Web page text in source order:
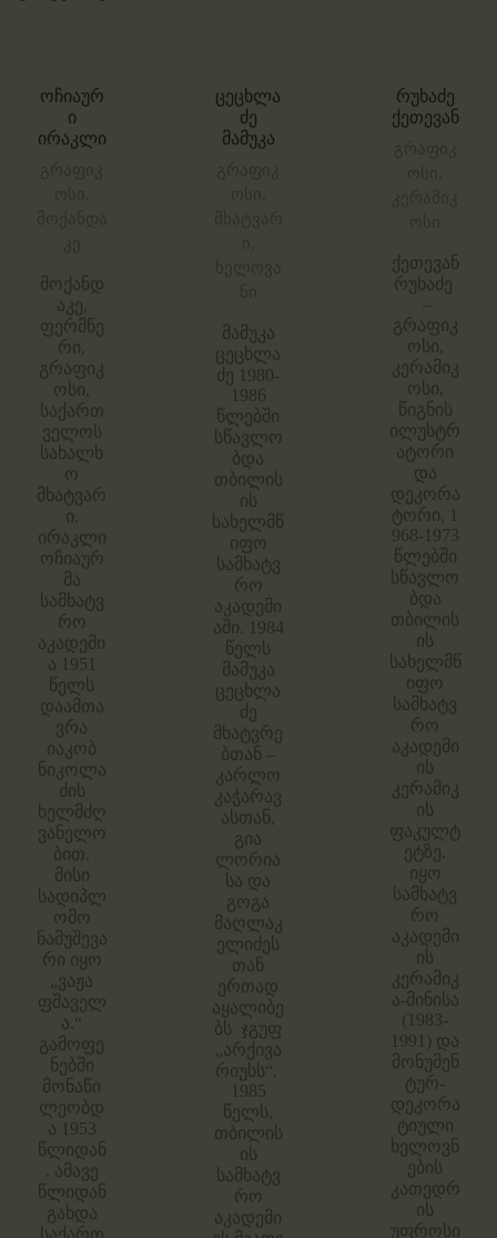
ოჩიაურ
ი
ირაკლი
მოქანდ
აკე,
ფერმწე
რი,
გრაფიკ
ოსი,
საქართ
ველოს
სახალხ
ო
მხატვარ
ი.
ირაკლი
ოჩიაურ
მა
სამხატვ
რო
აკადემი
ა 1951
წელს
დაამთა
ვრა
იაკობ
ნიკოლა
ძის
ხელმძღ
ვანელო
ბით.
მისი
სადიპლ
ომო
ნამუშევა
რი იყო
„ვაჟა
ფშაველ
ა.“
გამოფე
ნებში
მონაწი
ლეობდ
ა 1953
წლიდან
. ამავე
წლიდან
გახდა
საქართ
ცეცხლა
ძე
მამუკა
მამუკა
ცეცხლა
ძე 1980-
1986
წლებში
სწავლო
ბდა
თბილის
ის
სახელმწ
იფო
სამხატვ
რო
აკადემი
აში. 1984
წელს
მამუკა
ცეცხლა
ძე
მხატვრე
ბთან –
კარლო
კაჭარავ
ასთან,
გია
ლორია
სა და
გოგა
მაღლაკ
ელიძეს
თან
ერთად
აყალიბე
ბს ჯგუფ
„არქივა
რიუსს“.
1985
წელს,
თბილის
ის
სამხატვ
რო
აკადემი
რუხაძე
ქეთევან
ქეთევან
რუხაძე
გრაფიკ
ოსი,
კერამიკ
ოსი,
წიგნის
ილუსტრ
ატორი
და
დეკორა
ტორი, 1
968-1973
წლებში
სწავლო
ბდა
თბილის
ის
სახელმწ
იფო
სამხატვ
რო
აკადემი
ის
კერამიკ
ის
ფაკულტ
ეტზე.
იყო
სამხატვ
რო
აკადემი
ის
კერამიკ
ა-მინისა
(1983-
1991) და
მონუმენ
ტურ-
დეკორა
ტიული
ხელოვნ
ების
კათედრ
ის
უფროსი